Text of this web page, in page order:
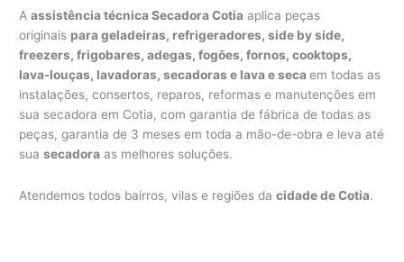
Aassistência técnica Secadora Cotia aplica peças
originais para geladeiras, refrigeradores, side by side,
freezers, frigobares, adegas, fogões, fornos, cooktops,
lava-louças, lavadoras, secadoras e lava e secaem todas as
instalações, consertos, reparos, reformas e manutenções em
sua secadora em Cotia, com garantia de fábrica de todas as
peças, garantia de 3 meses em toda a mão-de-obra e leva até
suasecadora as melhores soluções.
Atendemos todos bairros, vilas e regiões dacidade de Cotia.